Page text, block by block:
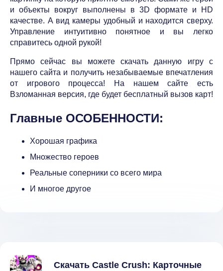
и объекты вокруг выполнены в 3D формате и HD
качестве. А вид камеры удобный и находится сверху.
Управление интуитивно понятное и вы легко
справитесь одной рукой!
Прямо сейчас вы можете скачать данную игру с
нашего сайта и получить незабываемые впечатления
от игрового процесса! На нашем сайте есть
Взломанная версия, где будет бесплатный вызов карт!
Главные ОСОБЕННОСТИ:
Хорошая графика
Множество героев
Реальные соперники со всего мира
И многое другое
Скачать Castle Crush: Карточные